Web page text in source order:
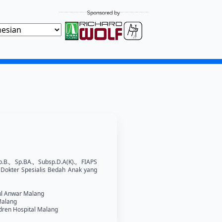
Sp.BA., Subsp.D.A(K)., FIAPS
Spesialis Bedah Anak yang
Anwar Malang
Hospital Malang